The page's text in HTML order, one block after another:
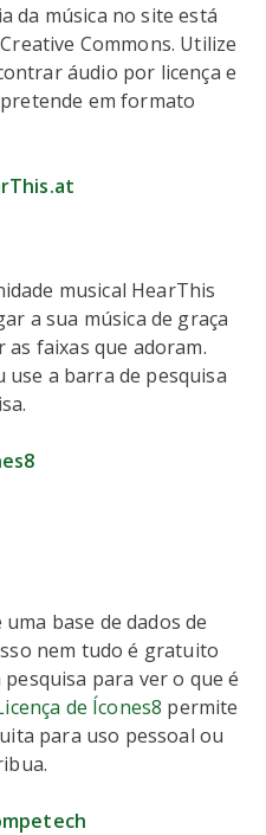
da música no site está
Commons. Utilize
áudio por licença e
em formato
musical HearThis
a sua música de graça
faixas que adoram.
a barra de pesquisa
uma base de dados de
nem tudo é gratuito
para ver o que é
de Ícones8 permite
para uso pessoal ou